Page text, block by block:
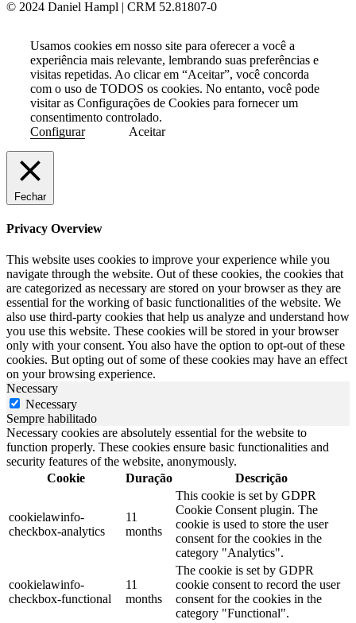
© 2024 Daniel Hampl | CRM 52.81807-0
Usamos cookies em nosso site para oferecer a você a
experiência mais relevante, lembrando suas preferências e
visitas repetidas. Ao clicar em “Aceitar”, você concorda
com o uso de TODOS os cookies. No entanto, você pode
visitar as Configurações de Cookies para fornecer um
consentimento controlado.
Configurar
Aceitar
Fechar
Privacy Overview
This website uses cookies to improve your experience while you
navigate through the website. Out of these cookies, the cookies that
are categorized as necessary are stored on your browser as they are
essential for the working of basic functionalities of the website. We
also use third-party cookies that help us analyze and understand how
you use this website. These cookies will be stored in your browser
only with your consent. You also have the option to opt-out of these
cookies. But opting out of some of these cookies may have an effect
on your browsing experience.
Necessary
Necessary
Sempre habilitado
Necessary cookies are absolutely essential for the website to
function properly. These cookies ensure basic functionalities and
security features of the website, anonymously.
Cookie
Duração Descrição
cookielawinfo-
checkbox-analytics
11
months
This cookie is set by GDPR
Cookie Consent plugin. The
cookie is used to store the user
consent for the cookies in the
category "Analytics".
cookielawinfo-
checkbox-functional
11
months
The cookie is set by GDPR
cookie consent to record the user
consent for the cookies in the
category "Functional".